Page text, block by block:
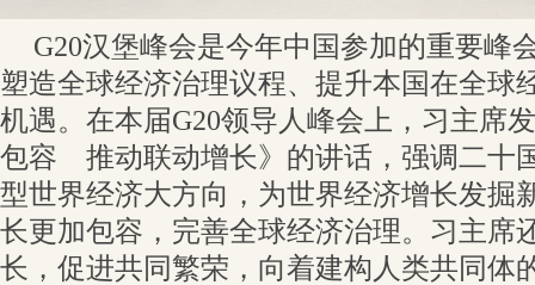
G20汉堡峰会是今年中国参加的重要峰
塑造全球经济治理议程、提升本国在全球
机遇。在本届G20领导人峰会上，习主席
包容 推动联动增长》的讲话，强调二十
型世界经济大方向，为世界经济增长发掘
长更加包容，完善全球经济治理。习主席
长，促进共同繁荣，向着建构人类共同体